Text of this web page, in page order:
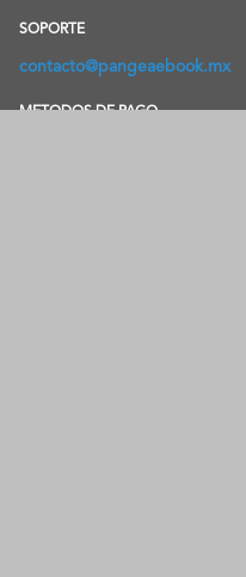
SOPORTE
contacto@pangeaebook.mx
METODOS DE PAGO